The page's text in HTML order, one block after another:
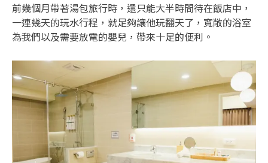
前幾個月帶著湯包旅行時，還只能大半時間待在飯店中，
一連幾天的玩水行程，就足夠讓他玩翻天了，寬敞的浴室
為我們以及需要放電的嬰兒，帶來十足的便利。